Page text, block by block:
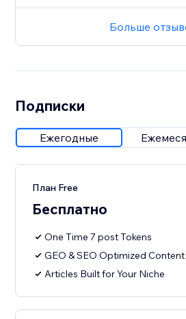
Больше
Подписки
Ежегодные
План Free
Бесплатно
One Time 7 post Tokens
GEO & SEO Optimized Content
Articles Built for Your Niche